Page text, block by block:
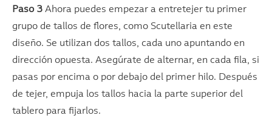
Paso 3 Ahora puedes empezar a entretejer tu primer
grupo de tallos de flores, como Scutellaria en este
diseño. Se utilizan dos tallos, cada uno apuntando en
dirección opuesta. Asegúrate de alternar, en cada fila, si
pasas por encima o por debajo del primer hilo. Después
de tejer, empuja los tallos hacia la parte superior del
tablero para fijarlos.